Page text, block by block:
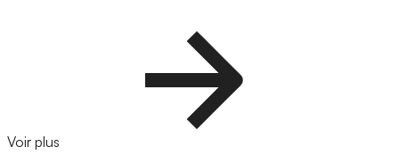
Voir plus